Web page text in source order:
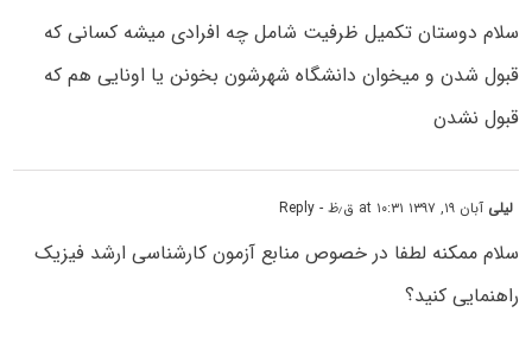
سلام دوستان تکمیل ظرفیت شامل چه افرادی میشه کسانی که
قبول شدن و میخوان دانشگاه شهرشون بخونن یا اونایی هم که
قبول نشدن
لیلی آبان ۱۹, ۱۳۹۷ at ۱۰:۳۱ ق٫ظ - Reply
سلام ممکنه لطفا در خصوص منابع آزمون کارشناسی ارشد فیزیک
راهنمایی کنید؟